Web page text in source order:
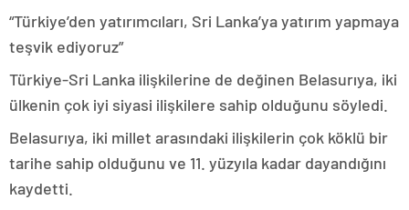
“Türkiye’den yatırımcıları, Sri Lanka’ya yatırım yapmaya
teşvik ediyoruz”
Türkiye-Sri Lanka ilişkilerine de değinen Belasurıya, iki
ülkenin çok iyi siyasi ilişkilere sahip olduğunu söyledi.
Belasurıya, iki millet arasındaki ilişkilerin çok köklü bir
tarihe sahip olduğunu ve 11. yüzyıla kadar dayandığını
kaydetti.